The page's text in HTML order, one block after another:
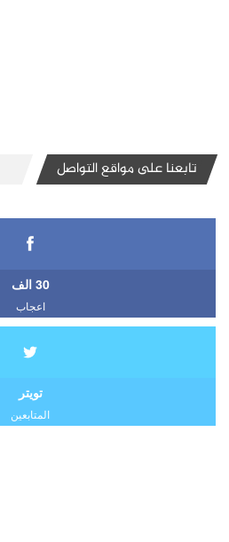
تابعنا على مواقع التواصل
30 الف
اعجاب
تويتر
المتابعين